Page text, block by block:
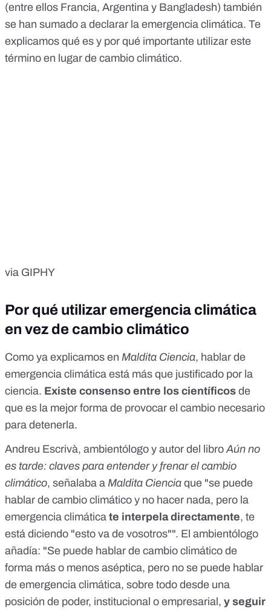
(entre ellos Francia, Argentina y Bangladesh) también
se han sumado a declarar la emergencia climática. Te
explicamos qué es y por qué importante utilizar este
término en lugar de cambio climático.
via GIPHY
Por qué utilizar emergencia climática
en vez de cambio climático
Como ya explicamos en Maldita Ciencia, hablar de
emergencia climática está más que justificado por la
ciencia. Existe consenso entre los científicos de
que es la mejor forma de provocar el cambio necesario
para detenerla.
Andreu Escrivà, ambientólogo y autor del libro Aún no
es tarde: claves para entender y frenar el cambio
climático, señalaba a Maldita Ciencia que "se puede
hablar de cambio climático y no hacer nada, pero la
emergencia climática te interpela directamente, te
está diciendo "esto va de vosotros"". El ambientólogo
añadía: "Se puede hablar de cambio climático de
forma más o menos aséptica, pero no se puede hablar
de emergencia climática, sobre todo desde una
posición de poder, institucional o empresarial, y seguir